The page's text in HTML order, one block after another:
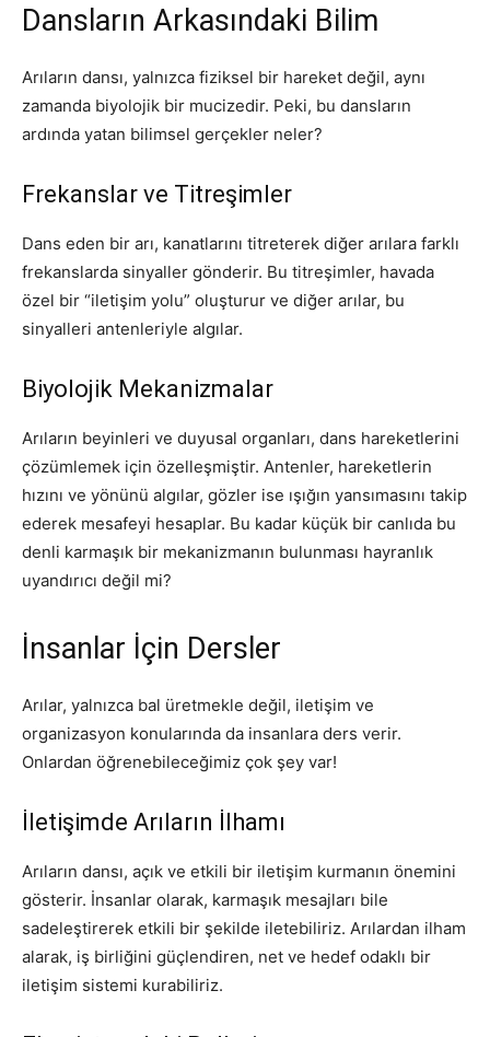
Dansların Arkasındaki Bilim
Arıların dansı, yalnızca fiziksel bir hareket değil, aynı
zamanda biyolojik bir mucizedir. Peki, bu dansların
ardında yatan bilimsel gerçekler neler?
Frekanslar ve Titreşimler
Dans eden bir arı, kanatlarını titreterek diğer arılara farklı
frekanslarda sinyaller gönderir. Bu titreşimler, havada
özel bir “iletişim yolu” oluşturur ve diğer arılar, bu
sinyalleri antenleriyle algılar.
Biyolojik Mekanizmalar
Arıların beyinleri ve duyusal organları, dans hareketlerini
çözümlemek için özelleşmiştir. Antenler, hareketlerin
hızını ve yönünü algılar, gözler ise ışığın yansımasını takip
ederek mesafeyi hesaplar. Bu kadar küçük bir canlıda bu
denli karmaşık bir mekanizmanın bulunması hayranlık
uyandırıcı değil mi?
İnsanlar İçin Dersler
Arılar, yalnızca bal üretmekle değil, iletişim ve
organizasyon konularında da insanlara ders verir.
Onlardan öğrenebileceğimiz çok şey var!
İletişimde Arıların İlhamı
Arıların dansı, açık ve etkili bir iletişim kurmanın önemini
gösterir. İnsanlar olarak, karmaşık mesajları bile
sadeleştirerek etkili bir şekilde iletebiliriz. Arılardan ilham
alarak, iş birliğini güçlendiren, net ve hedef odaklı bir
iletişim sistemi kurabiliriz.